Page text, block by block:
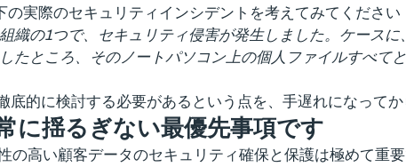
実際のセキュリティインシデントを考えてみてください
織の1つで、セキュリティ侵害が発生しました。ケース
たところ、そのノートパソコン上の個人ファイルすべて
的に検討する必要があるという点を、手遅れになってか
に揺るぎない最優先事項です
高い顧客データのセキュリティ確保と保護は極めて重